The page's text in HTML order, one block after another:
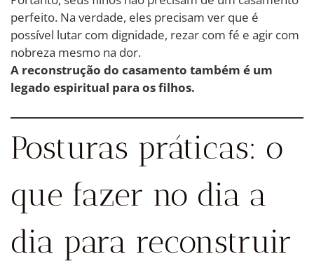
perfeito. Na verdade, eles precisam ver que é
possível lutar com dignidade, rezar com fé e agir com
nobreza mesmo na dor.
A reconstrução do casamento também é um
legado espiritual para os filhos.
Posturas práticas: o
que fazer no dia a
dia para reconstruir